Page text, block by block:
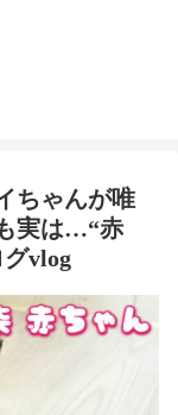
ちゃんが唯
実は…“赤
vlog